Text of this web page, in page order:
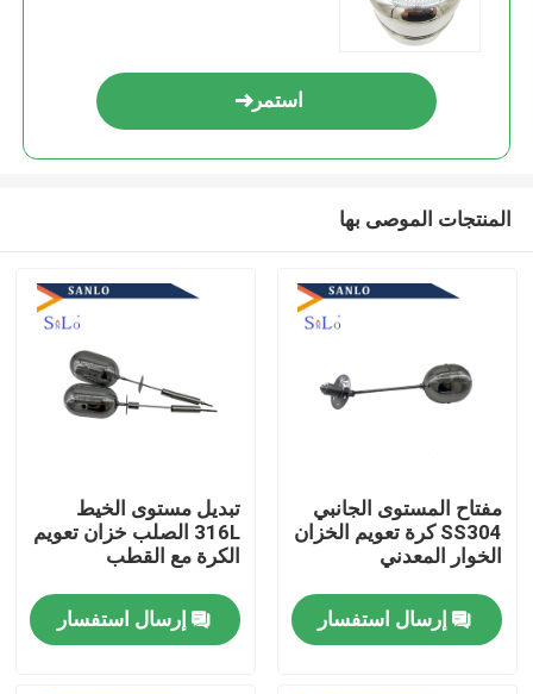
استمر
المنتجات الموصى بها
مفتاح المستوى الجانبي
SS304 كرة تعويم الخزان
الخوار المعدني
إرسال استفسار
تبديل مستوى الخيط
316L الصلب خزان تعويم
الكرة مع القطب
إرسال استفسار